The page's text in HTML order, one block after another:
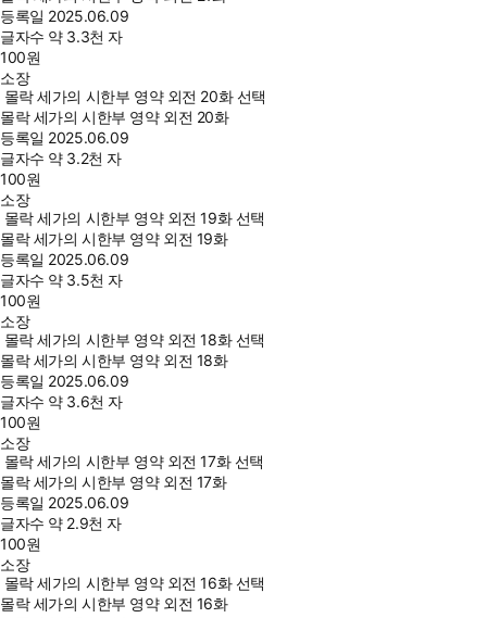
등록일 2025.06.09
글자수 약 3.3천 자
100원
소장
몰락 세가의 시한부 영약 외전 20화 선택
몰락 세가의 시한부 영약 외전 20화
등록일 2025.06.09
글자수 약 3.2천 자
100원
소장
몰락 세가의 시한부 영약 외전 19화 선택
몰락 세가의 시한부 영약 외전 19화
등록일 2025.06.09
글자수 약 3.5천 자
100원
소장
몰락 세가의 시한부 영약 외전 18화 선택
몰락 세가의 시한부 영약 외전 18화
등록일 2025.06.09
글자수 약 3.6천 자
100원
소장
몰락 세가의 시한부 영약 외전 17화 선택
몰락 세가의 시한부 영약 외전 17화
등록일 2025.06.09
글자수 약 2.9천 자
100원
소장
몰락 세가의 시한부 영약 외전 16화 선택
몰락 세가의 시한부 영약 외전 16화